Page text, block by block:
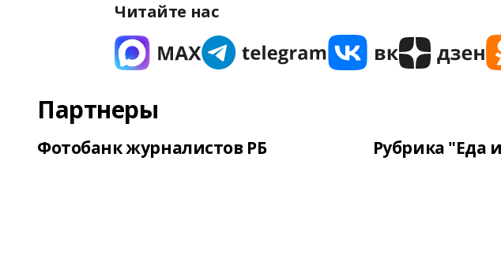
Читайте нас
Партнеры
Фотобанк журналистов РБ Рубрика "Еда